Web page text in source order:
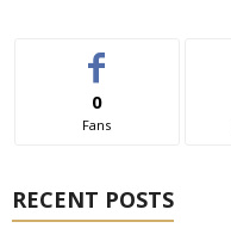
0
Fans
RECENT POSTS